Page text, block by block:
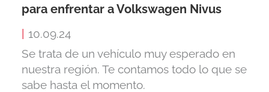
para enfrentar a Volkswagen Nivus
| 10.09.24
Se trata de un vehículo muy esperado en
nuestra región. Te contamos todo lo que se
sabe hasta el momento.